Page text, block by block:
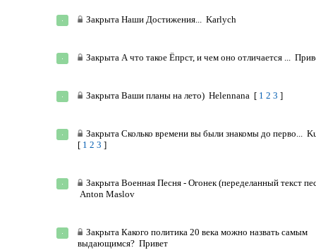
ЗакрытаНаши Достижения... Karlych
ЗакрытаА что такое Ёпрст, и чем оно отличается ...
ЗакрытаВаши планы на лето) Helennana [ 1 2 3 ]
ЗакрытаСколько времени вы были знакомы до перво...
[ 1 2 3 ]
ЗакрытаВоенная Песня - Огонек (переделанный текст
Anton Maslov
ЗакрытаКакого политика 20 века можно назвать самым
выдающимся? Привет